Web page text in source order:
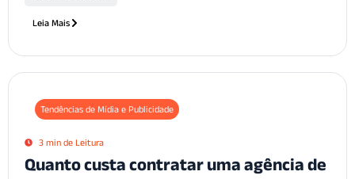
Leia Mais
Tendências de Mídia e Publicidade
3 min de Leitura
Quanto custa contratar uma agência de